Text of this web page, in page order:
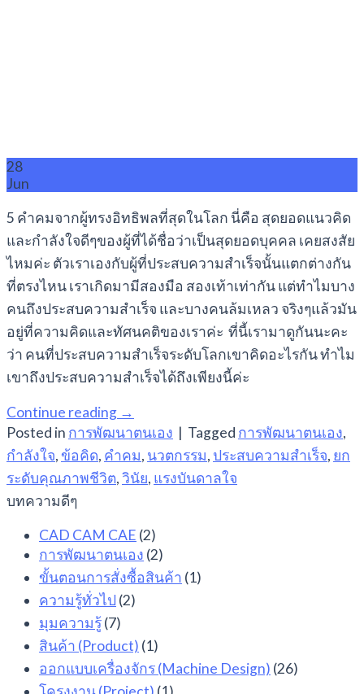
28
Jun
5 คำคมจากผู้ทรงอิทธิพลที่สุดในโลก นี่คือ สุดยอดแนวคิด
และกำลังใจดีๆของผู้ที่ได้ชื่อว่าเป็นสุดยอดบุคคล เคยสงสัย
ไหมค่ะ ตัวเราเองกับผู้ที่ประสบความสำเร็จนั้นแตกต่างกัน
ที่ตรงไหน เราเกิดมามีสองมือ สองเท้าเท่ากัน แต่ทำไมบาง
คนถึงประสบความสำเร็จ และบางคนล้มเหลว จริงๆแล้วมัน
อยู่ที่ความคิดและทัศนคติของเราค่ะ ที่นี้เรามาดูกันนะคะ
ว่า คนที่ประสบความสำเร็จระดับโลกเขาคิดอะไรกัน ทำไม
เขาถึงประสบความสำเร็จได้ถึงเพียงนี้ค่ะ
Continue reading →
Posted in การพัฒนาตนเอง | Tagged การพัฒนาตนเอง,
กำลังใจ, ข้อคิด, คำคม, นวตกรรม, ประสบความสำเร็จ, ยก
ระดับคุณภาพชีวิต,วินัย, แรงบันดาลใจ
บทความดีๆ
CAD CAM CAE (2)
การพัฒนาตนเอง (2)
ขั้นตอนการสั่งซื้อสินค้า (1)
ความรู้ทั่วไป (2)
มุมความรู้(7)
สินค้า (Product) (1)
ออกแบบเครื่องจักร (Machine Design) (26)